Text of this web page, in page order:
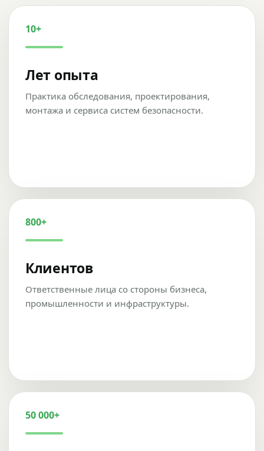
10+
Лет опыта
Практика обследования, проектирования,
монтажа и сервиса систем безопасности.
800+
Клиентов
Ответственные лица со стороны бизнеса,
промышленности и инфраструктуры.
50 000+